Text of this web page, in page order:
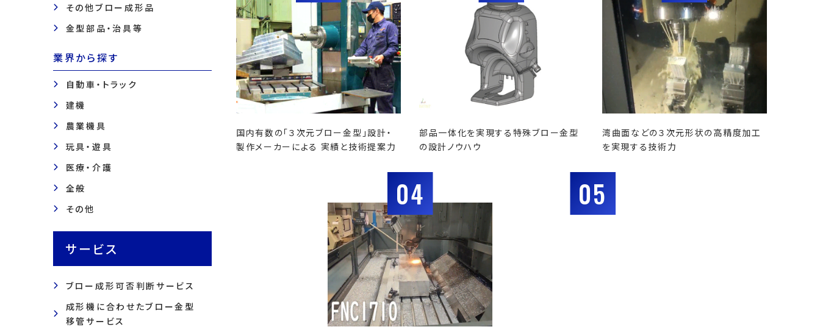
その他ブロー成形品
金型部品・治具等
業界から探す
自動車・トラック
建機
農業機具
玩具・遊具
医療・介護
全般
その他
サービス
ブロー成形可否判断サービス
成形機に合わせたブロー金型
移管サービス
国内有数の「３次元ブロー金型」設計・
製作メーカーによる 実績と技術提案力
部品一体化を実現する特殊ブロー金型
の設計ノウハウ
湾曲面などの３次元形状の高精度加工
を実現する技術力
04 05